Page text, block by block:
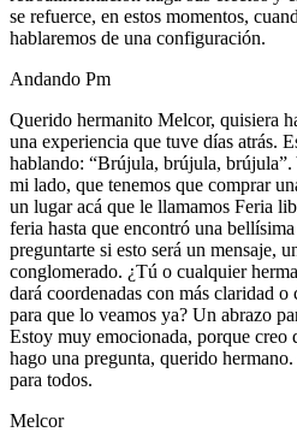
se refuerce, en estos momentos,
hablaremos de una configuración.
Andando Pm
Querido hermanito Melcor, quisiera
una experiencia que tuve días atrás.
hablando: “Brújula, brújula, brújula”.
mi lado, que tenemos que comprar
un lugar acá que le llamamos Feria
feria hasta que encontró una
preguntarte si esto será un mensaje,
conglomerado. ¿Tú o cualquier
dará coordenadas con más claridad o
para que lo veamos ya? Un abrazo
Estoy muy emocionada, porque creo
hago una pregunta, querido
para todos.
Melcor